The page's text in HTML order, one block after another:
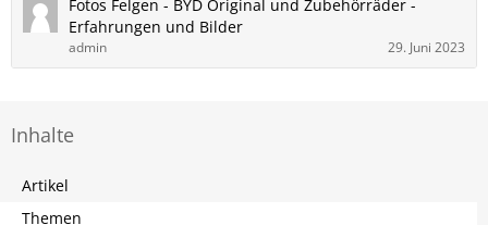
Fotos Felgen - BYD Original und Zubehörräder -
Erfahrungen und Bilder
admin 29. Juni 2023
Inhalte
Artikel
Themen